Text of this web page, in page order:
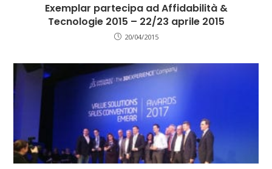
Exemplar partecipa ad Affidabilità &
Tecnologie 2015 – 22/23 aprile 2015
20/04/2015